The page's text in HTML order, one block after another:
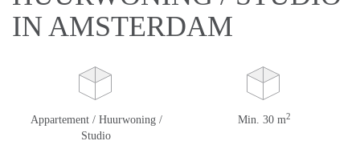
IN AMSTERDAM
Appartement / Huurwoning /
Studio
Min. 30 m2